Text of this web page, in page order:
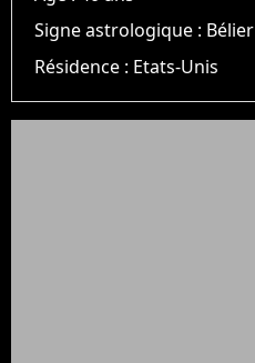
Signe astrologique : Bélier
Résidence : Etats-Unis